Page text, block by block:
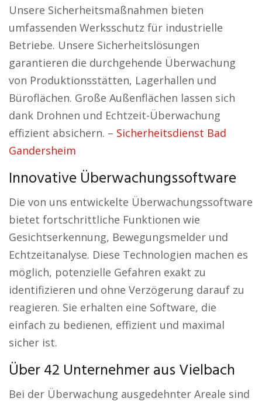
Unsere Sicherheitsmaßnahmen bieten
umfassenden Werksschutz für industrielle
Betriebe. Unsere Sicherheitslösungen
garantieren die durchgehende Überwachung
von Produktionsstätten, Lagerhallen und
Büroflächen. Große Außenflächen lassen sich
dank Drohnen und Echtzeit-Überwachung
effizient absichern. – Sicherheitsdienst Bad
Gandersheim
Innovative Überwachungssoftware
Die von uns entwickelte Überwachungssoftware
bietet fortschrittliche Funktionen wie
Gesichtserkennung, Bewegungsmelder und
Echtzeitanalyse. Diese Technologien machen es
möglich, potenzielle Gefahren exakt zu
identifizieren und ohne Verzögerung darauf zu
reagieren. Sie erhalten eine Software, die
einfach zu bedienen, effizient und maximal
sicher ist.
Über 42 Unternehmer aus Vielbach
Bei der Überwachung ausgedehnter Areale sind